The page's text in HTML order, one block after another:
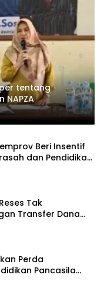
tentang
NAPZA
Beri Insentif
dan Pendidikan
Tak
Transfer Dana
Perda
Pancasila